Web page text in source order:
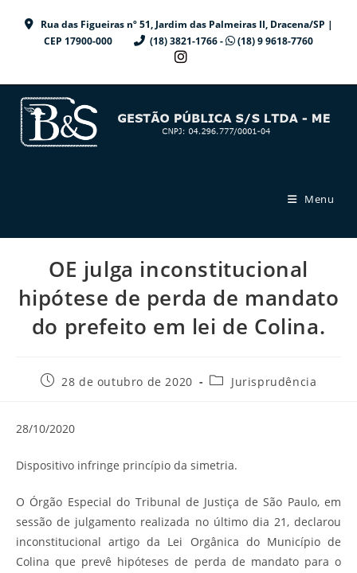
Rua das Figueiras nº 51, Jardim das Palmeiras II, Dracena/SP |
CEP 17900-000
(18) 3821-1766 - (18) 9 9618-7760
Menu
OE julga inconstitucional
hipótese de perda de mandato
do prefeito em lei de Colina.
Post28 de outubro de 2020
Categoria
Jurisprudência
28/10/2020
Dispositivo infringe princípio da simetria.
O Órgão Especial do Tribunal de Justiça de São Paulo, em
sessão de julgamento realizada no último dia 21, declarou
inconstitucional artigo da Lei Orgânica do Município de
Colina que prevê hipóteses de perda de mandato para o